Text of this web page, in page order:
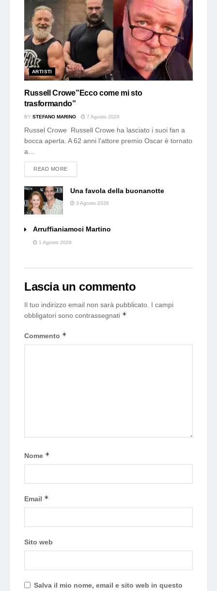
ARTISTI
Russell Crowe”Ecco come mi sto
trasformando”
BY STEFANO MARINO 7 Agosto 2026
Russel Crowe Russell Crowe ha lasciato i suoi fan a
bocca aperta. A 62 anni l'attore premio Oscar è tornato
a...
READ MOREDETAILS
Una favola della buonanotte
3 Agosto 2026
Arruffianiamoci Martino
1 Agosto 2026
Lascia un commento
Il tuo indirizzo email non sarà pubblicato. I campi
obbligatori sono contrassegnati *
Commento *
Nome *
Email *
Sito web
Salva il mio nome, email e sito web in questo